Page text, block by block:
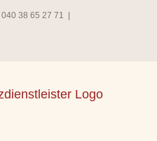
040 38 65 27 71